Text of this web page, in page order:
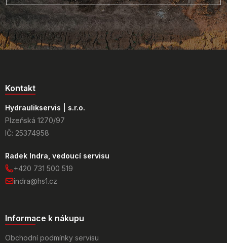
Kontakt
Hydraulikservis | s.r.o.
Plzeňská 1270/97
IČ: 25374958
Radek Indra, vedoucí servisu
+420 731 500 519
indra@hs1.cz
Informace k nákupu
Obchodní podmínky servisu